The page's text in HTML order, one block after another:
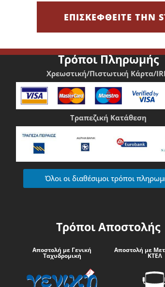
να ξεχωρίσουν και ασχολούνται με
απαιτούν επιμέλεια στην
Τρόποι Πληρωμής
Χρεωστική/Πιστωτική Κάρτα/
Τραπεζική Κατάθεση
Όλοι οι διαθέσιμοι τρόποι
Τρόποι Αποστολής
Αποστολή με Γενική
Ταχυδρομική
Αποστολή με
ΚΤΕΛ
ΕΠΙΣΚΕΦΘΕΙΤΕ ΤΗΝ